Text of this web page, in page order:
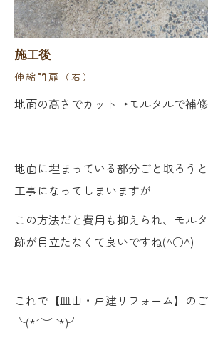
施工後
伸縮門扉（右）
地面の高さでカット→モルタルで補修
地面に埋まっている部分ごと取ろう
工事になってしまいますが
この方法だと費用も抑えられ、モル
跡が目立たなくて良いですね(^○^)
これで【皿山・戸建リフォーム】の
╰(*´ ︶ ` *)╯